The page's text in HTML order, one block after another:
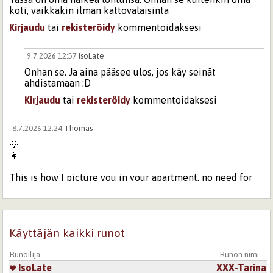
koti, vaikkakin ilman kattovalaisinta
Kirjaudu tai rekisteröidy kommentoidaksesi
9.7.2026 12:57IsoLate
Onhan se. Ja aina pääsee ulos, jos käy seinät
ahdistamaan :D
Kirjaudu tai rekisteröidy kommentoidaksesi
8.7.2026 12:24 Thomas
💡
👩
This is how I picture you in your apartment, no need for
9.7.2026 12:59 IsoLate
:D just thought that maybe some lightning would help
to boost some energy, with refreshing summer rain (?)
Käyttäjän kaikki runot
Runoilija Runon nimi
IsoLate
XXX-Tarina